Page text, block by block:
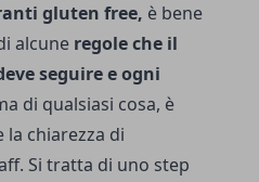
gluten free, è bene
alcune regole che il
seguire e ogni
di qualsiasi cosa, è
la chiarezza di
Si tratta di uno step